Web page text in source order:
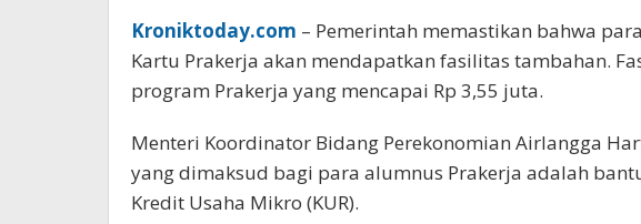
Kroniktoday.com – Pemerintah memastikan bahwa
Kartu Prakerja akan mendapatkan fasilitas tambahan.
program Prakerja yang mencapai Rp 3,55 juta.
Menteri Koordinator Bidang Perekonomian Airlangga
yang dimaksud bagi para alumnus Prakerja adalah
Kredit Usaha Mikro (KUR).